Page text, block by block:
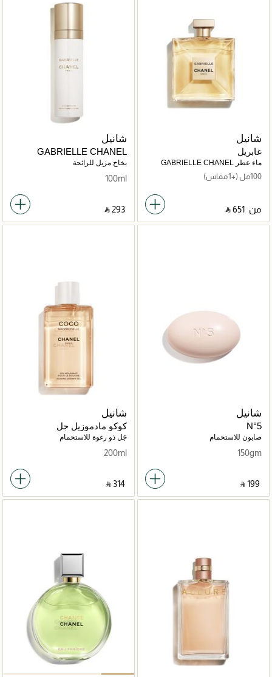
شانيل
غابريل
ماء عطر GABRIELLE CHANEL
100مل (+1 مقاس)
من ‎ ⃁ ⁦651⁩ ‎
شانيل
GABRIELLE CHANEL
بخاخ مزيل للرائحة
100ml
‎ ⃁ ⁦293⁩ ‎
شانيل
N°5
صابون للاستحمام
150gm
‎ ⃁ ⁦199⁩ ‎
شانيل
كوكو مادموزيل جل
استحمام200مل
جَل ذو رغوة للاستحمام
200ml
‎ ⃁ ⁦314⁩ ‎